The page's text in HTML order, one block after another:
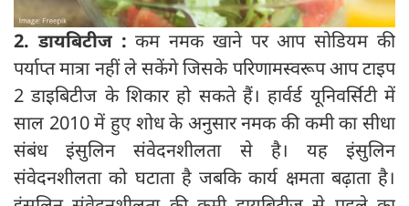
2. डायबिटीज : कम नमक खाने पर आप सोडियम की
पर्याप्त मात्रा नहीं ले सकेंगे जिसके परिणामस्वरूप आप टाइप
2 डाइबिटीज के शिकार हो सकते हैं। हार्वर्ड यूनिवर्सिटी में
साल 2010 में हुए शोध के अनुसार नमक की कमी का सीधा
संबंध इंसुलिन संवेदनशीलता से है। यह इंसुलिन
संवेदनशीलता को घटाता है जबकि कार्य क्षमता बढ़ाता है।